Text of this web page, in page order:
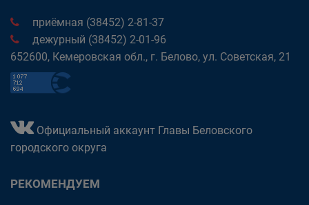
приёмная (38452) 2-81-37
дежурный (38452) 2-01-96
652600, Кемеровская обл., г. Белово, ул. Советская, 21
Официальный аккаунт Главы Беловского
городского округа
РЕКОМЕНДУЕМ